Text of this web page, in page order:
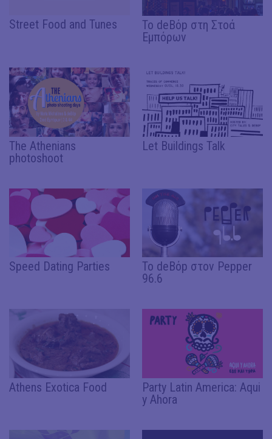
Street Food and Tunes
Το deBόp στη Στοά
Εμπόρων
The Athenians
photoshoot
Let Buildings Talk
Speed Dating Parties
Το deΒόp στον Pepper
96.6
Athens Exotica Food
Party Latin America: Aqui
y Ahora